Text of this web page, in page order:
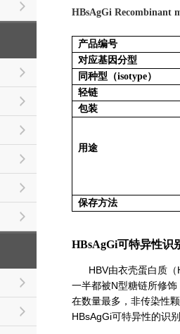
HBsAgGi Recombinant
产品编号
对应基因分型
同种型（isotype）
轻链
包装
用途
保存方法
HBsAgGi可特异性识
HBV由衣壳蛋白质
一半都被N型糖链所修
在数量最多，非传染性
HBsAgGi可特异性的识